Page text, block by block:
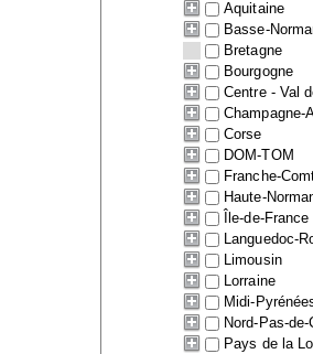
Aquitaine
Basse-
Bretagne
Bourgogne
Centre - Val
Champagne-
Corse
DOM-TOM
Franche-
Haute-
Île-de-France
Languedoc-
Limousin
Lorraine
Midi-
Nord-Pas-
Pays de la